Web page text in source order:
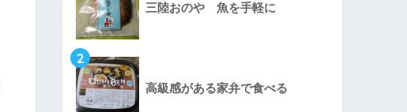
三陸おのや 魚を手軽に
2
高級感がある家弁で食べる